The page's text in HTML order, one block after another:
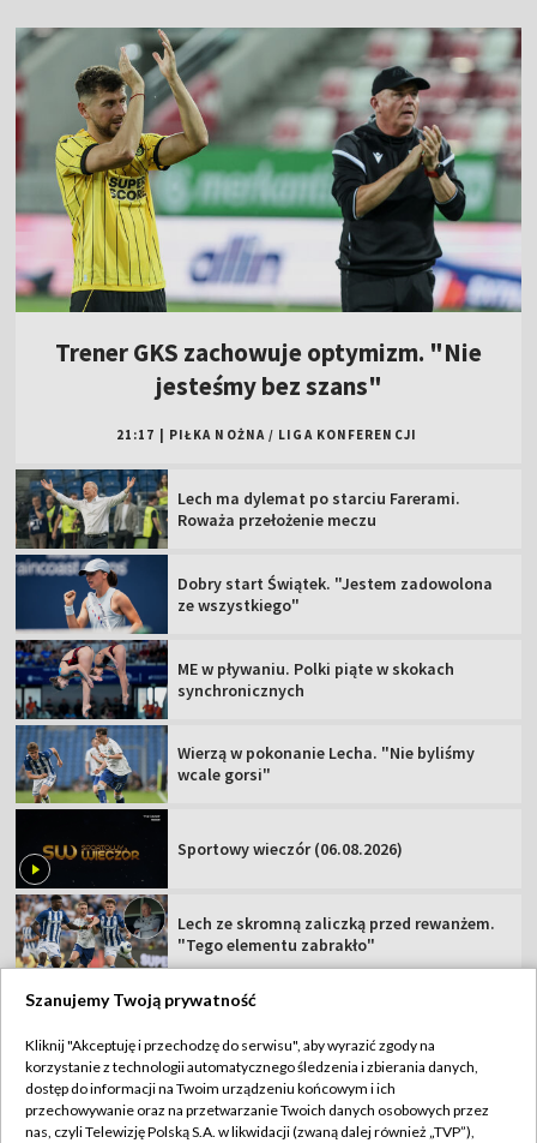
Trener GKS zachowuje optymizm. "Nie
jesteśmy bez szans"
21:17 PIŁKA NOŻNA / LIGA KONFERENCJI
Lech ma dylemat po starciu Farerami.
Roważa przełożenie meczu
Dobry start Świątek. "Jestem zadowolona
ze wszystkiego"
ME w pływaniu. Polki piąte w skokach
synchronicznych
Wierzą w pokonanie Lecha. "Nie byliśmy
wcale gorsi"
Sportowy wieczór (06.08.2026)
Lech ze skromną zaliczką przed rewanżem.
"Tego elementu zabrakło"
TVP
Abonament TVP
Regulamin TVP
Szanujemy Twoją prywatność
Kliknij "Akceptuję i przechodzę do serwisu", aby wyrazić zgody na
korzystanie z technologii automatycznego śledzenia i zbierania danych,
dostęp do informacji na Twoim urządzeniu końcowym i ich
przechowywanie oraz na przetwarzanie Twoich danych osobowych przez
nas, czyli Telewizję Polską S.A. w likwidacji (zwaną dalej również „TVP”),